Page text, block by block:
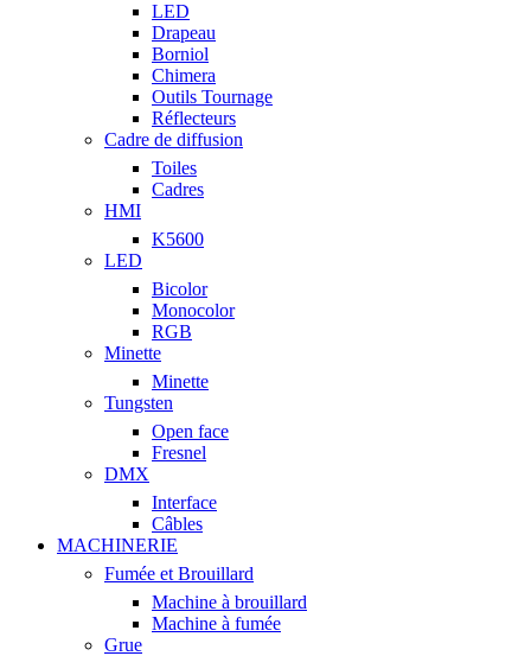
LED
Drapeau
Borniol
Chimera
Outils Tournage
Réflecteurs
Cadre de diffusion
Toiles
Cadres
HMI
K5600
LED
Bicolor
Monocolor
RGB
Minette
Minette
Tungsten
Open face
Fresnel
DMX
Interface
Câbles
MACHINERIE
Fumée et Brouillard
Machine à brouillard
Machine à fumée
Grue